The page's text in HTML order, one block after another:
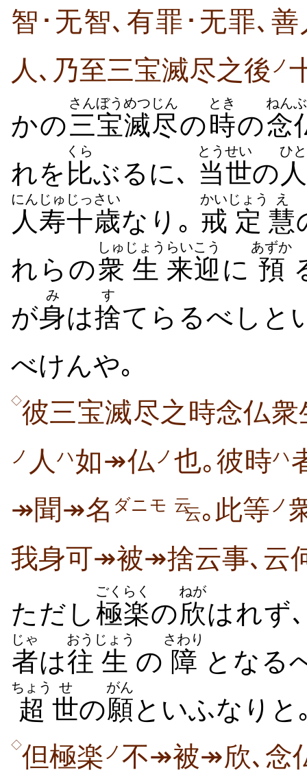
智･无智､有罪･无罪､
人､乃至三宝滅尽之後 ノ
かの三宝
さんぼう
滅尽
めつじん
の時
とき
の念
ねん
れを 比
くら
ぶるに､ 当世
とうせい
の 人
ひと
人寿
にんじゅ
十歳
じっさい
なり｡ 戒
かい
定
じょう
慧
え
れらの衆
しゅ
生
じょう
来迎
らいこう
に 預
あずか
が身
み
は捨
す
てらるべしと
べけんや｡
◇彼三宝滅尽之時念仏
ノ 人 ハ如↠仏 ノ 也｡彼時ハ
↠聞↠名 ダニモ 云云｡此等 ノ
我身可↠被↠捨云事､云
ただし 極楽
ごくらく
の欣
ねが
はれず
者
じゃ
は往
おう
生
じょう
の 障
さわり
となる
超
ちょう
世
せ
の願
がん
といふなりと
◇但極楽 ノ 不↠被↠欣､念